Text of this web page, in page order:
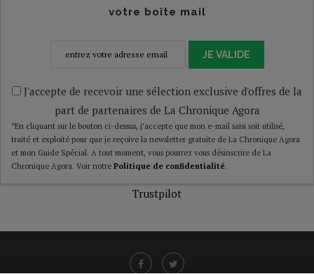
votre boîte mail
JE VALIDE
J'accepte de recevoir une sélection exclusive d'offres de la
part de partenaires de La Chronique Agora
*En cliquant sur le bouton ci-dessus, j’accepte que mon e-mail saisi soit utilisé,
traité et exploité pour que je reçoive la newsletter gratuite de La Chronique Agora
et mon Guide Spécial. A tout moment, vous pourrez vous désinscrire de La
Chronique Agora. Voir notre Politique de confidentialité.
Trustpilot